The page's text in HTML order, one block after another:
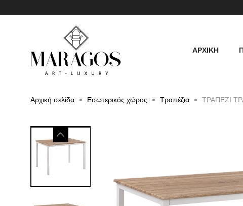
ΑΡΧΙΚΗ
Αρχική σελίδα Εσωτερικός χώρος Τραπέζια ΤΡΑΠΕΖΙ